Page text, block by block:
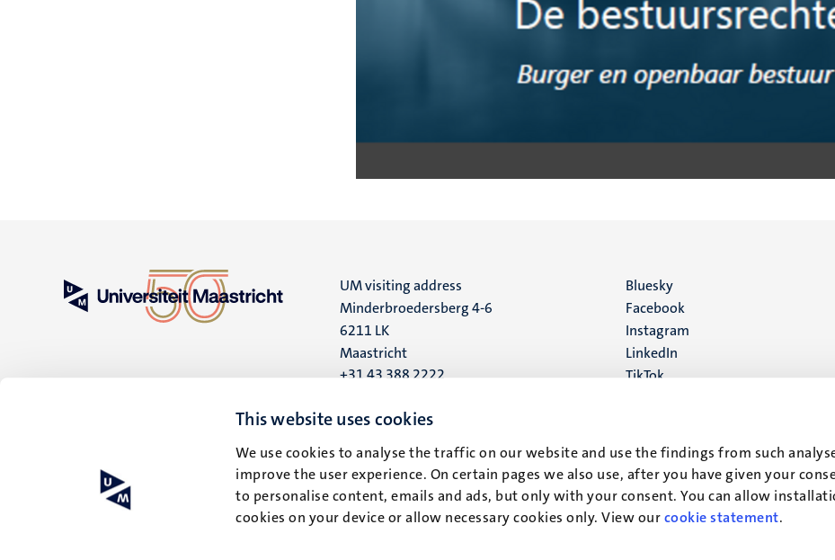
This website uses cookies
We use cookies to analyse the traffic on our website and use the findings from such
improve the user experience. On certain pages we also use, after you have given your
to personalise content, emails and ads, but only with your consent. You can allow
cookies on your device or allow necessary cookies only. View ourcookie statement.
UM visiting address
Minderbroedersberg 4-6
6211 LK
Maastricht
+31 43 388 2222
UM postal address
6200 MD
Maastricht
Social
media
Bluesky
Facebook
Instagram
LinkedIn
TikTok